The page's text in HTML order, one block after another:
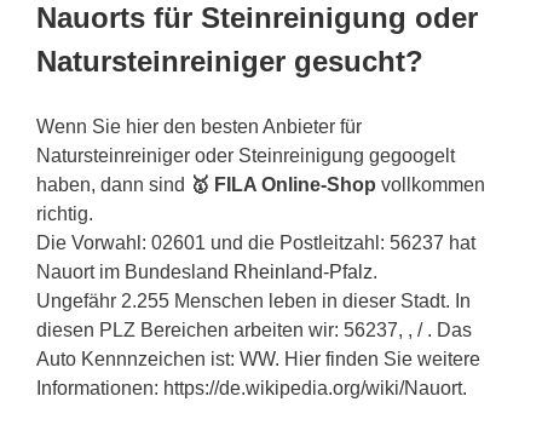
Nauorts für Steinreinigung oder
Natursteinreiniger gesucht?
Wenn Sie hier den besten Anbieter für
Natursteinreiniger oder Steinreinigung gegoogelt
haben, dann sind 🥇 FILA Online-Shop vollkommen
richtig.
Die Vorwahl: 02601 und die Postleitzahl: 56237 hat
Nauort im Bundesland Rheinland-Pfalz.
Ungefähr 2.255 Menschen leben in dieser Stadt. In
diesen PLZ Bereichen arbeiten wir: 56237, , / . Das
Auto Kennnzeichen ist: WW. Hier finden Sie weitere
Informationen: https://de.wikipedia.org/wiki/Nauort.